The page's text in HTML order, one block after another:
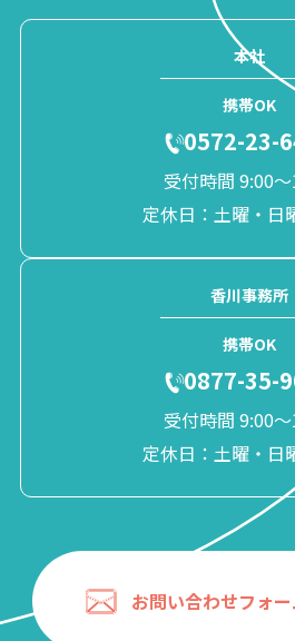
本社
携帯OK
0572-23-
受付時間 9:00
定休日：土曜・日
香川事務所
携帯OK
0877-35-
受付時間 9:00
定休日：土曜・日
お問い合わせフォ